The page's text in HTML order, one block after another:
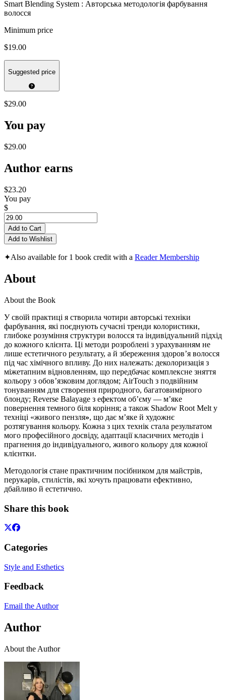
Smart Blending System : Авторська методологія фарбування
волосся
Minimum price
$19.00
Suggested price
$29.00
You pay
$29.00
Author earns
$23.20
You pay
$
Add to Cart
Add to Wishlist
✦Also available for 1 book credit with a Reader Membership
About
About the Book
У своїй практиці я створила чотири авторські техніки
фарбування, які поєднують сучасні тренди колористики,
глибоке розуміння структури волосся та індивідуальний підхід
до кожного клієнта. Ці методи розроблені з урахуванням не
лише естетичного результату, а й збереження здоров’я волосся
під час хімічного впливу. До них належать: деколоризація з
міжетапним відновленням, що передбачає комплексне зняття
кольору з обов’язковим доглядом; AirTouch з подвійним
тонуванням для створення природного, багатовимірного
блонду; Reverse Balayage з ефектом об’єму — м’яке
повернення темного біля коріння; а також Shadow Root Melt у
техніці «живого пензля», що дає м’яке й художнє
розтягування кольору. Кожна з цих технік стала результатом
мого професійного досвіду, адаптації класичних методів і
прагнення до індивідуального, живого кольору для кожної
клієнтки.
Методологія стане практичним посібником для майстрів,
перукарів, стилістів, які хочуть працювати ефективно,
дбайливо й естетично.
Share this book
Categories
Style and Esthetics
Feedback
Email the Author
Author
About the Author